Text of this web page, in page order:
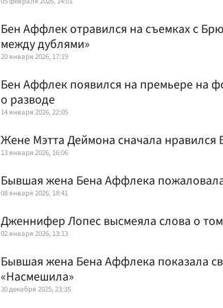
Бен Аффлек отравился на съемках с
между дублями»
20 января 2026, 17:19
Бен Аффлек появился на премьере на
о разводе
14 января 2026, 22:05
Жене Мэтта Деймона сначала
13 января 2026, 16:06
Бывшая жена Бена Аффлека
08 января 2026, 18:41
Дженнифер Лопес высмеяла слова о
02 января 2026, 13:13
Бывшая жена Бена Аффлека показала
«Насмешила»
30 декабря 2025, 23:35